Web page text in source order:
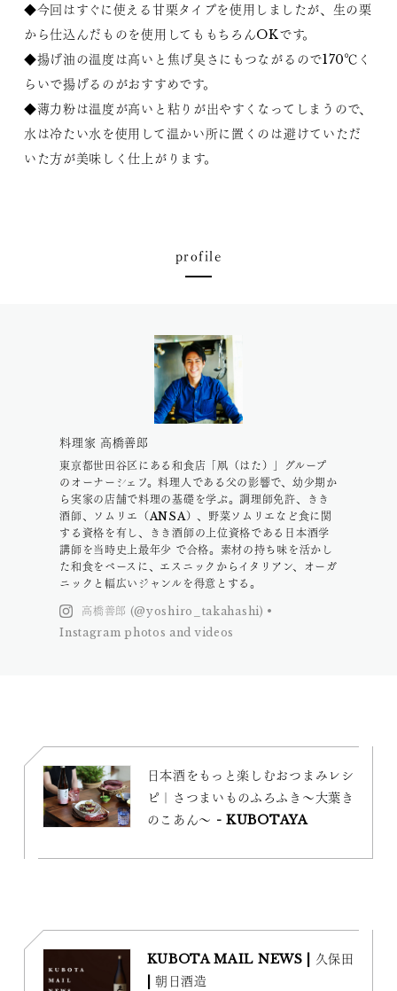
◆今回はすぐに使える甘栗タイプを使用しましたが、生の栗
から仕込んだものを使用してももちろんOKです。
◆揚げ油の温度は高いと焦げ臭さにもつながるので170℃く
らいで揚げるのがおすすめです。
◆薄力粉は温度が高いと粘りが出やすくなってしまうので、
水は冷たい水を使用して温かい所に置くのは避けていただ
いた方が美味しく仕上がります。
profile
料理家 高橋善郎
東京都世田谷区にある和食店「凧（はた）」グループ
のオーナーシェフ。料理人である父の影響で、幼少期か
ら実家の店舗で料理の基礎を学ぶ。調理師免許、きき
酒師、ソムリエ（ANSA）、野菜ソムリエなど食に関
する資格を有し、きき酒師の上位資格である日本酒学
講師を当時史上最年少 で合格。素材の持ち味を活かし
た和食をベースに、エスニックからイタリアン、オーガ
ニックと幅広いジャンルを得意とする。
高橋善郎 (@yoshiro_takahashi) •
Instagram photos and videos
日本酒をもっと楽しむおつまみレシ
ピ｜さつまいものふろふき〜大葉き
のこあん〜 - KUBOTAYA
KUBOTA MAIL NEWS | 久保田
| 朝日酒造